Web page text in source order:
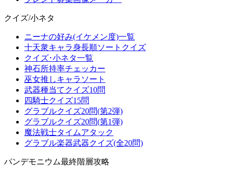
クイズ/小ネタ
ニーナの好み(イケメン度)一覧
十天衆キャラ身長順ソートクイズ
クイズ･小ネタ一覧
神石所持率チェッカー
巫女推しキャラソート
武器種当てクイズ10問
四騎士クイズ15問
グラブルクイズ20問(第2弾)
グラブルクイズ20問(第1弾)
魔法戦士タイムアタック
グラブル楽器武器クイズ(全20問)
パンデモニウム最終階層攻略